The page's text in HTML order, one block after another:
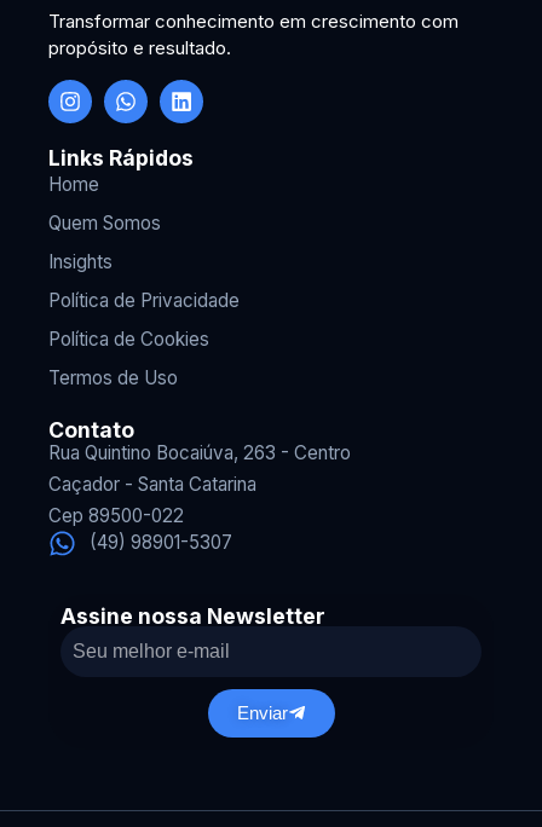
Transformar conhecimento em crescimento com
propósito e resultado.
Links Rápidos
Home
Quem Somos
Insights
Política de Privacidade
Política de Cookies
Termos de Uso
Contato
Rua Quintino Bocaiúva, 263 - Centro
Caçador - Santa Catarina
Cep 89500-022
(49) 98901-5307
Assine nossa Newsletter
Enviar